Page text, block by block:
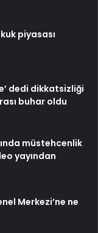
piyasası
dedi dikkatsizliği
buhar oldu
müstehcenlik
yayından
Merkezi’ne ne